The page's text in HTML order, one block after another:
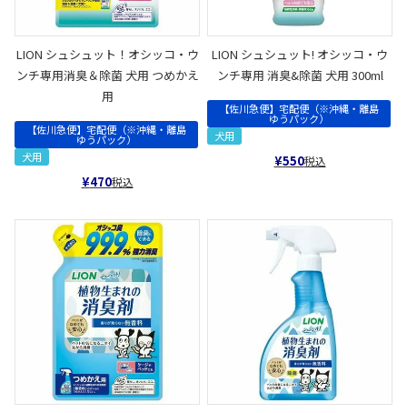
LION シュシュット！オシッコ・ウ
ンチ専用消臭＆除菌 犬用 つめかえ
用
【佐川急便】宅配便（※沖縄・離島
ゆうパック）
犬用
¥470税込
LION シュシュット! オシッコ・ウ
ンチ専用 消臭&除菌 犬用 300ml
【佐川急便】宅配便（※沖縄・離島
ゆうパック）
犬用
¥550税込